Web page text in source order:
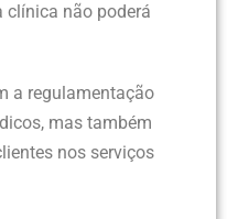
clínica não poderá
a regulamentação
mas também
nos serviços